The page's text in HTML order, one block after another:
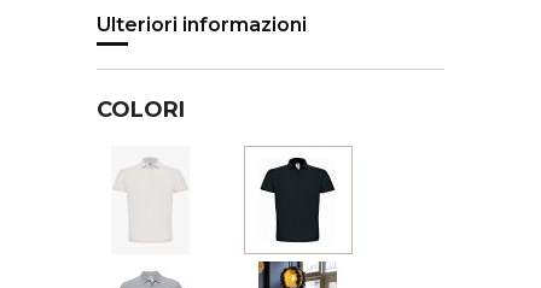
Ulteriori informazioni
COLORI